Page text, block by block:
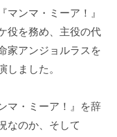
ンマ・ミーア！』
役を務め、主役の代
家アンジョルラスを
しました。
マ・ミーア！』を辞
なのか、そして